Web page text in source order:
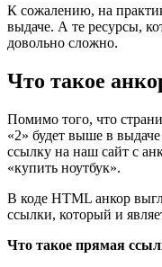
К сожалению, на
выдаче. А те ресурсы,
довольно сложно.
Что такое
Помимо того, что
«2» будет выше в
ссылку на наш сайт с
«купить ноутбук».
В коде HTML анкор
ссылки, который и
Что такое прямая